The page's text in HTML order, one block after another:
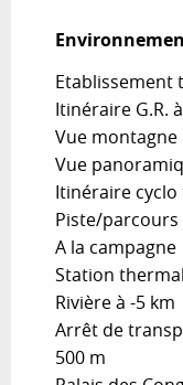
Etablissement
Itinéraire G.R.
Vue montagne
Vue
Itinéraire
Piste/parcours
A la campagne
Station
Rivière à -5 km
Arrêt de
500 m